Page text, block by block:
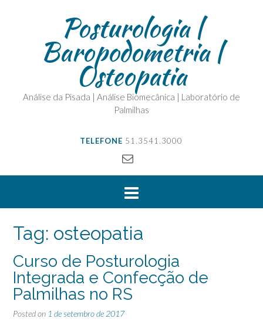
Posturologia |
Baropodometria |
Osteopatia
Análise da Pisada | Análise Biomecânica | Laboratório de
Palmilhas
TELEFONE 51.3541.3000
Tag: osteopatia
Curso de Posturologia
Integrada e Confecção de
Palmilhas no RS
Posted on 1 de setembro de 2017